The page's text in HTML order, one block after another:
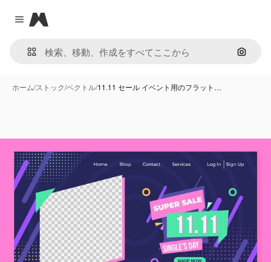
Close menu
Magnific
画像で
ホーム/ストック/ベクトル/11.11 セール イベント用のフラット…